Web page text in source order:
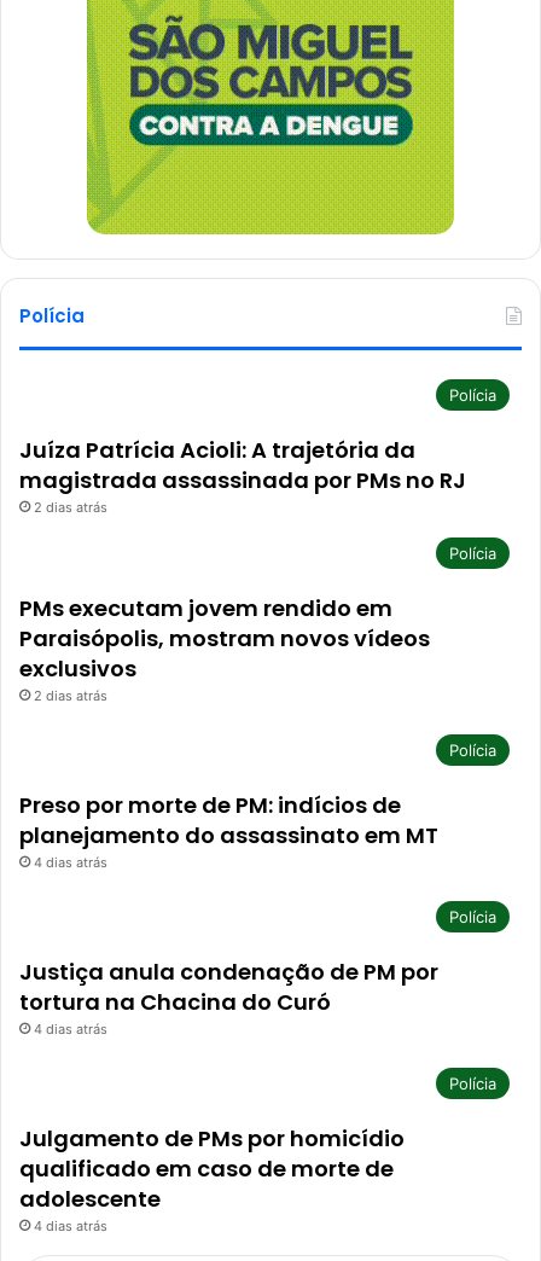
Polícia
Polícia
Juíza Patrícia Acioli: A trajetória da
magistrada assassinada por PMs no RJ
2 dias atrás
Polícia
PMs executam jovem rendido em
Paraisópolis, mostram novos vídeos
exclusivos
2 dias atrás
Polícia
Preso por morte de PM: indícios de
planejamento do assassinato em MT
4 dias atrás
Polícia
Justiça anula condenação de PM por
tortura na Chacina do Curó
4 dias atrás
Polícia
Julgamento de PMs por homicídio
qualificado em caso de morte de
adolescente
4 dias atrás